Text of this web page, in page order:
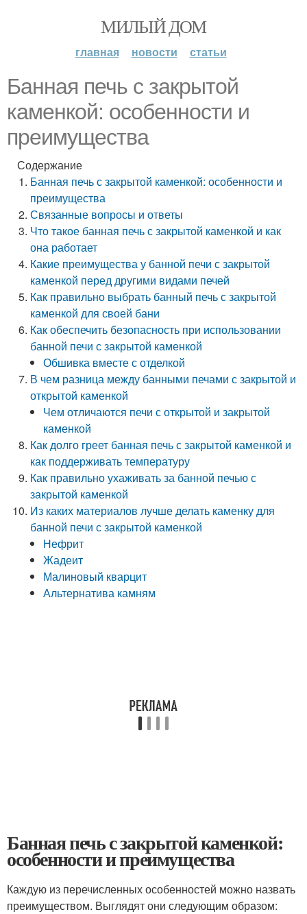
МИЛЫЙ ДОМ
главная новости статьи
Банная печь с закрытой
каменкой: особенности и
преимущества
Содержание
Банная печь с закрытой каменкой: особенности и
преимущества
Связанные вопросы и ответы
Что такое банная печь с закрытой каменкой и как
она работает
Какие преимущества у банной печи с закрытой
каменкой перед другими видами печей
Как правильно выбрать банный печь с закрытой
каменкой для своей бани
Как обеспечить безопасность при использовании
банной печи с закрытой каменкой
Обшивка вместе с отделкой
В чем разница между банными печами с закрытой и
открытой каменкой
Чем отличаются печи с открытой и закрытой
каменкой
Как долго греет банная печь с закрытой каменкой и
как поддерживать температуру
Как правильно ухаживать за банной печью с
закрытой каменкой
Из каких материалов лучше делать каменку для
банной печи с закрытой каменкой
Нефрит
Жадеит
Малиновый кварцит
Альтернатива камням
Банная печь с закрытой каменкой:
особенности и преимущества
Каждую из перечисленных особенностей можно назвать
преимуществом. Выглядят они следующим образом: